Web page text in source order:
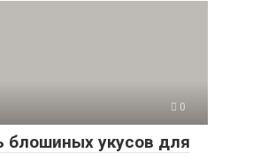
0
блошиных укусов для